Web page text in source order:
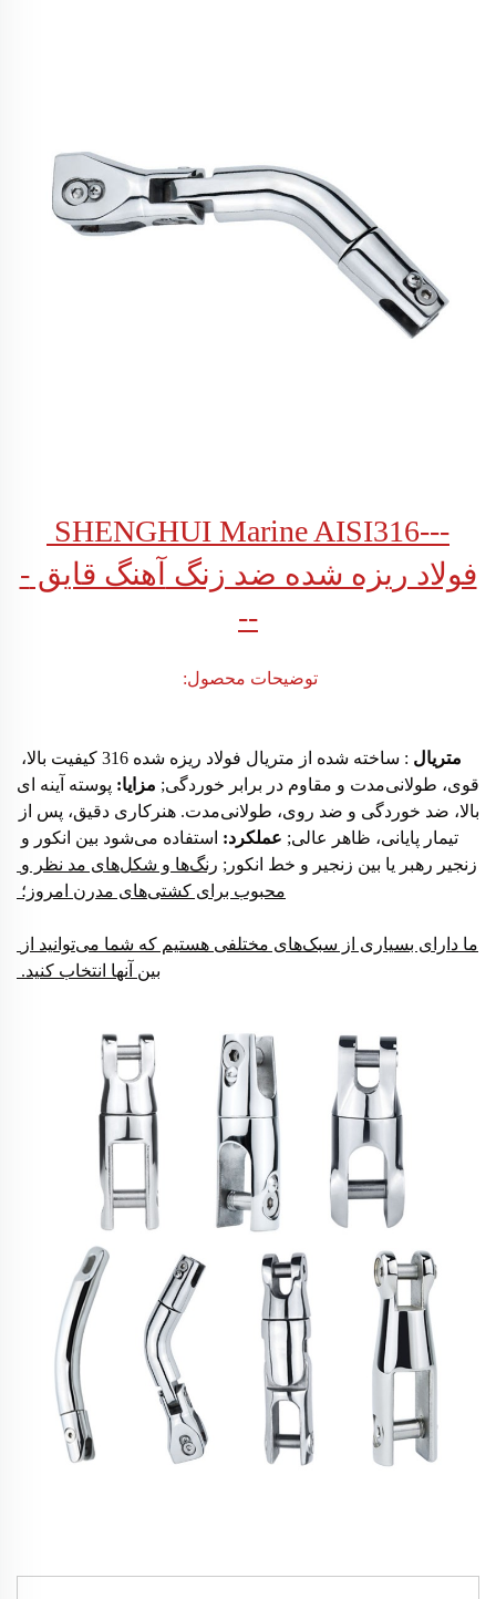
فولاد ریزه شده ضد زنگ آهنگ قایق -
--
توضیحات محصول:
متریال
قوی، طولانی‌مدت و مقاوم در برابر خوردگی;
مزایا:
تیمار پایانی، ظاهر عالی; عملکرد:
زنجیر رهبر یا بین زنجیر و خط انکور;
محبوب برای کشتی‌های مدرن امروز؛
بین آنها انتخاب کنید.